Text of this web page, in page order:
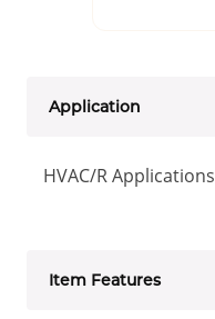
Application
HVAC/R Applications
Item Features